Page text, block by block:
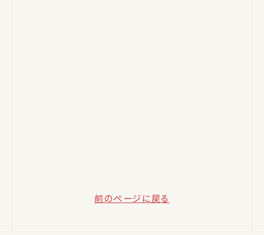
前のページに戻る